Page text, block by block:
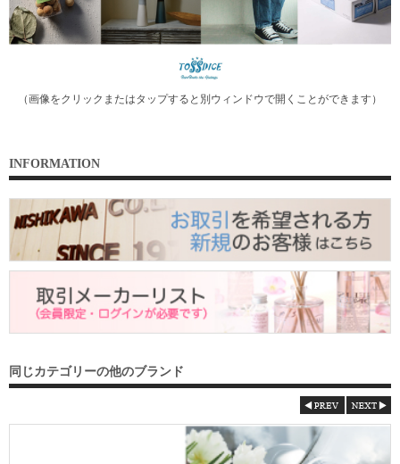
（画像をクリックまたはタップすると別ウィンドウで開くことができます）
INFORMATION
同じカテゴリーの他のブランド